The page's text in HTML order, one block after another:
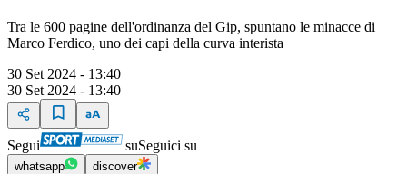
Tra le 600 pagine dell'ordinanza del Gip, spuntano le minacce di
Marco Ferdico, uno dei capi della curva interista
30 Set 2024 - 13:40
30 Set 2024 - 13:40
Segui suSeguici su
whatsapp discover